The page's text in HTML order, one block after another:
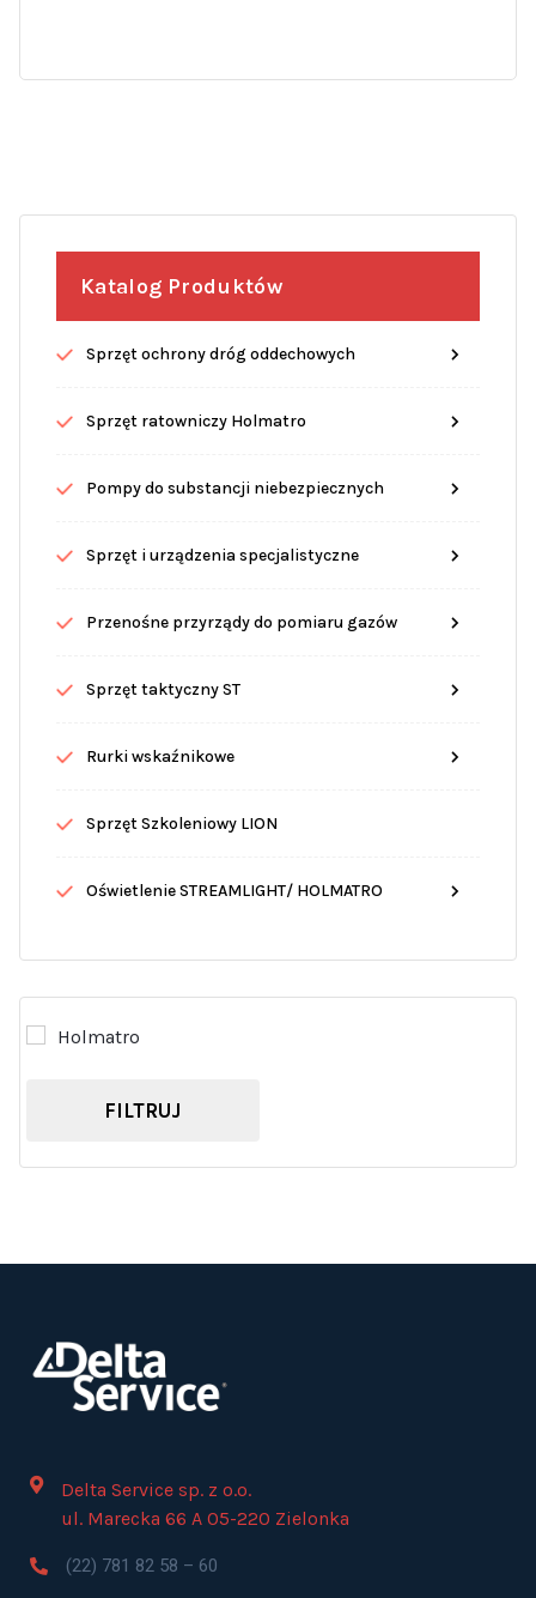
Katalog Produktów
Sprzęt ochrony dróg oddechowych
Sprzęt ratowniczy Holmatro
Pompy do substancji niebezpiecznych
Sprzęt i urządzenia specjalistyczne
Przenośne przyrządy do pomiaru gazów
Sprzęt taktyczny ST
Rurki wskaźnikowe
Sprzęt Szkoleniowy LION
Oświetlenie STREAMLIGHT/ HOLMATRO
Holmatro
FILTRUJ
Delta Service sp. z o.o.
ul. Marecka 66 A 05-220 Zielonka
(22) 781 82 58 – 60